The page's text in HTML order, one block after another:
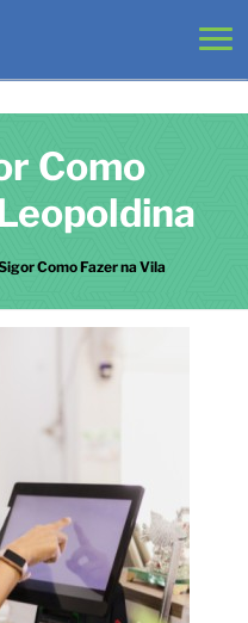
Como
Como Fazer na Vila